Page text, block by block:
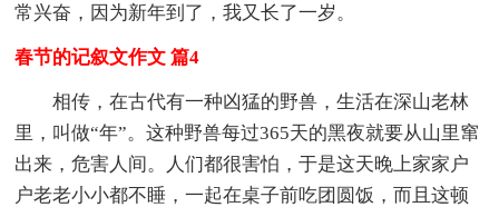
常兴奋，因为新年到了，我又长了一岁。
春节的记叙文作文 篇4
相传，在古代有一种凶猛的野兽，生活在深山老林
里，叫做“年”。这种野兽每过365天的黑夜就要从山里窜
出来，危害人间。人们都很害怕，于是这天晚上家家户
户老老小小都不睡，一起在桌子前吃团圆饭，而且这顿